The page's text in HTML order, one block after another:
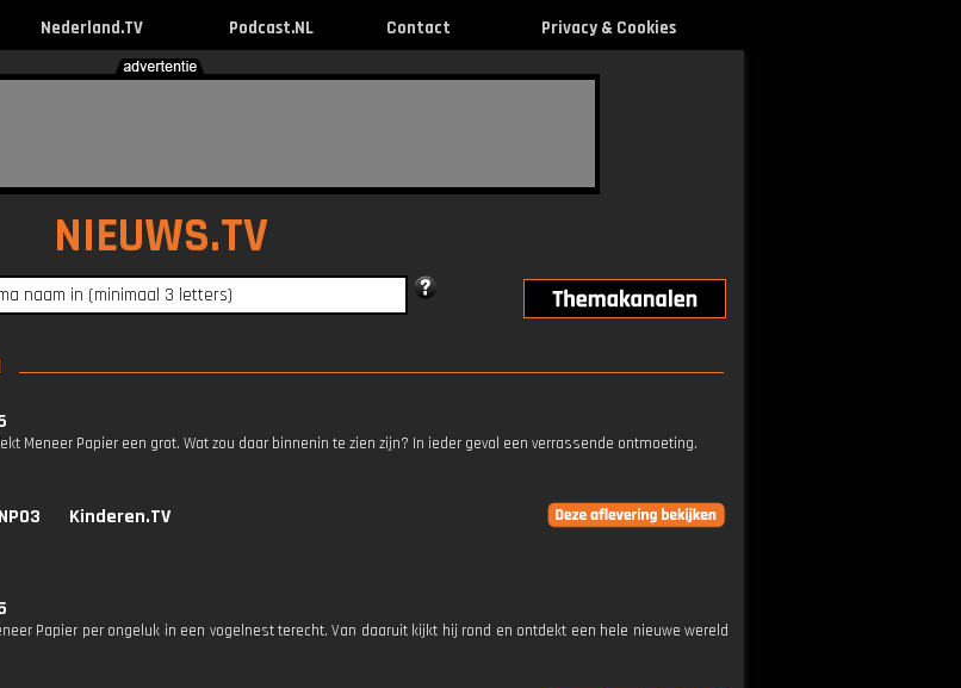
Nederland.TV Podcast.NL Contact Privacy & Cookies
NIEUWS.TV
Meneer Papier een grot. Wat zou daar binnenin te zien zijn? In ieder geval een verrassende ontmoeting.
NPO3 Kinderen.TV
Papier per ongeluk in een vogelnest terecht. Van daaruit kijkt hij rond en ontdekt een hele nieuwe wereld